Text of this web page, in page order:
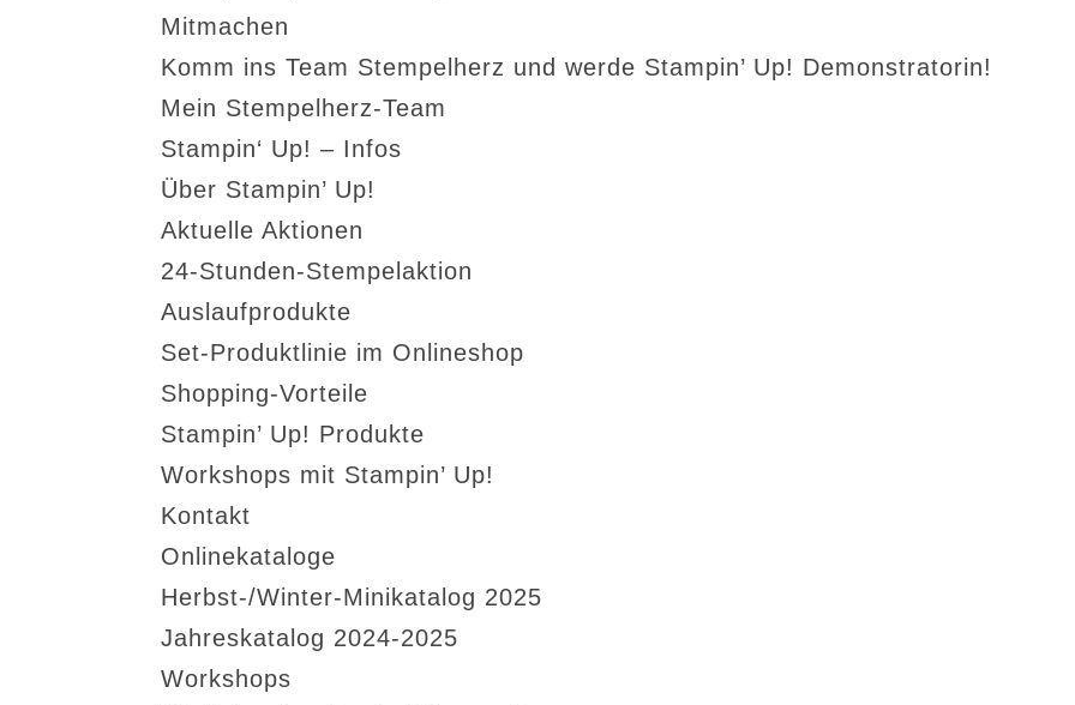
Mitmachen
Komm ins Team Stempelherz und werde Stampin’ Up! Demonstratorin!
Mein Stempelherz-Team
Stampin‘ Up! – Infos
Über Stampin’ Up!
Aktuelle Aktionen
24-Stunden-Stempelaktion
Auslaufprodukte
Set-Produktlinie im Onlineshop
Shopping-Vorteile
Stampin’ Up! Produkte
Workshops mit Stampin’ Up!
Kontakt
Onlinekataloge
Herbst-/Winter-Minikatalog 2025
Jahreskatalog 2024-2025
Workshops